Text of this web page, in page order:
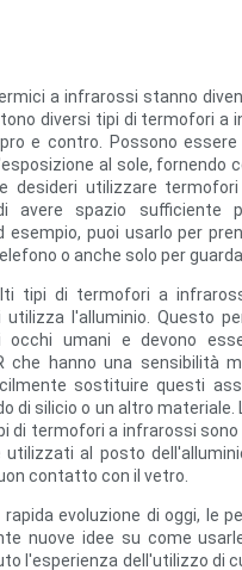
a infrarossi stanno
diversi tipi di termofori a
e contro. Possono
al sole, fornendo
desideri utilizzare
avere spazio sufficiente
esempio, puoi usarlo per
o anche solo per
tipi di termofori a
l'alluminio. Questo
occhi umani e devono
che hanno una sensibilità
sostituire questi
di silicio o un altro materiale.
di termofori a infrarossi
al posto
contatto con il vetro.
rapida evoluzione di oggi, le
nuove idee su come
l'esperienza dell'utilizzo di